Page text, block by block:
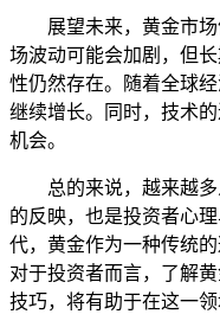
展望未来，黄金市
场波动可能会加剧，但
性仍然存在。随着全球
继续增长。同时，技术
机会。
总的来说，越来越
的反映，也是投资者心
代，黄金作为一种传统
对于投资者而言，了解
技巧，将有助于在这一